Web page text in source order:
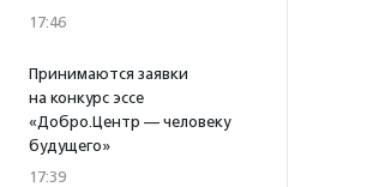
17:46
Принимаются заявки
на конкурс эссе
«Добро.Центр — человеку
будущего»
17:39